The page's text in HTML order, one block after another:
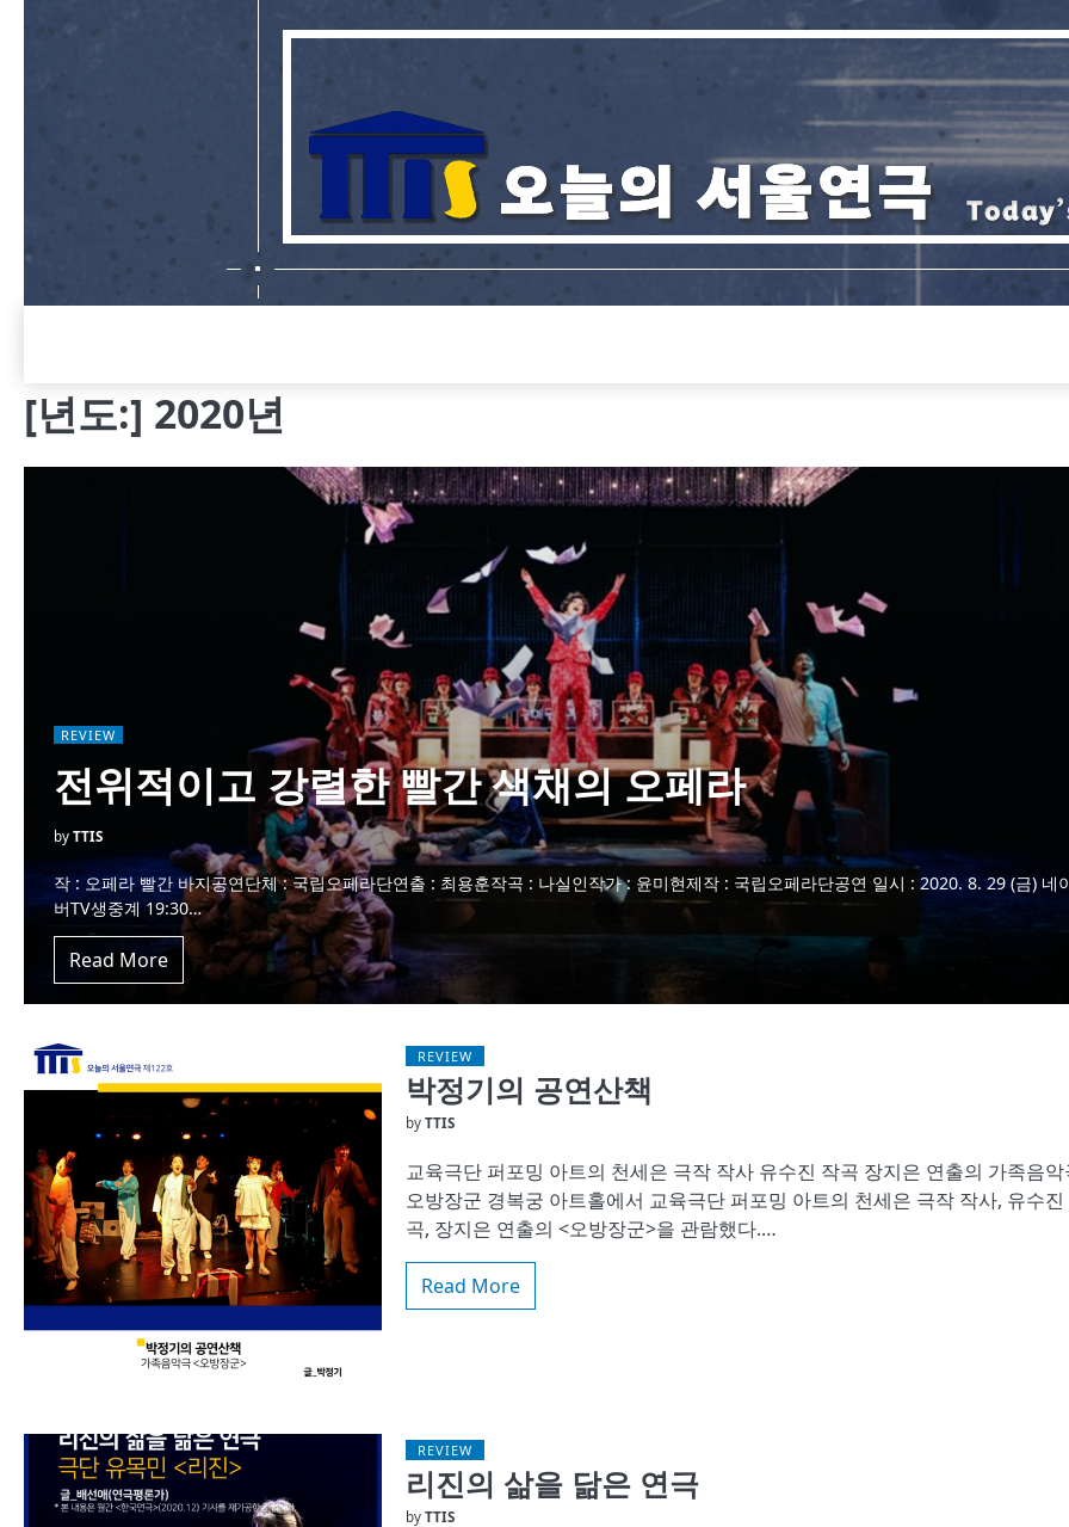
[년도:] 2020년
REVIEW
전위적이고 강렬한 빨간 색채의 오페라
by TTIS
작 : 오페라 빨간 바지공연단체 : 국립오페라단연출 : 최용훈작곡 : 나실인작가 : 윤미현제작 : 국립오페라단공연 일시 : 2020. 8. 29 (금) 네
버TV생중계 19:30…
Read More
REVIEW
박정기의 공연산책
by TTIS
교육극단 퍼포밍 아트의 천세은 극작 작사 유수진 작곡 장지은 연출의 가족음악
오방장군 경복궁 아트홀에서 교육극단 퍼포밍 아트의 천세은 극작 작사, 유수진
곡, 장지은 연출의 <오방장군>을 관람했다.…
Read More
REVIEW
리진의 삶을 닮은 연극
by TTIS